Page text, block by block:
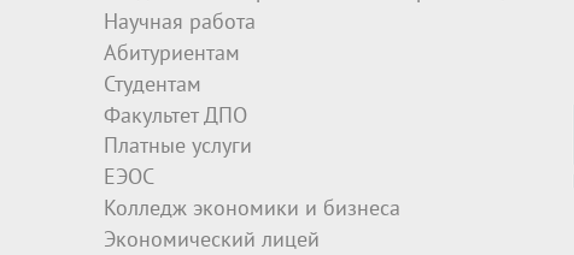
Научная работа
Абитуриентам
Студентам
Факультет ДПО
Платные услуги
ЕЭОС
Колледж экономики и бизнеса
Экономический лицей